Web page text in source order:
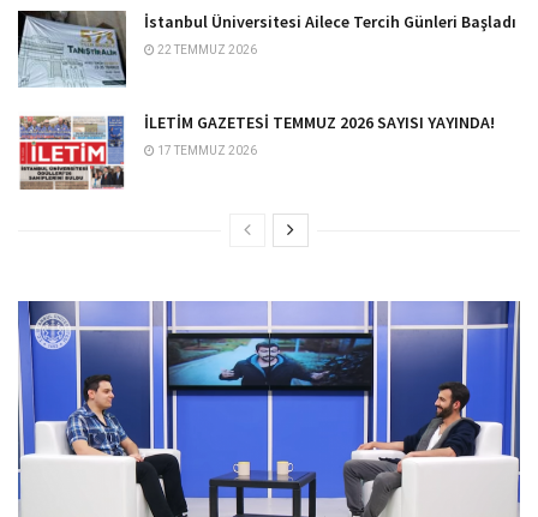
İstanbul Üniversitesi Ailece Tercih Günleri Başladı
22 TEMMUZ 2026
İLETİM GAZETESİ TEMMUZ 2026 SAYISI YAYINDA!
17 TEMMUZ 2026